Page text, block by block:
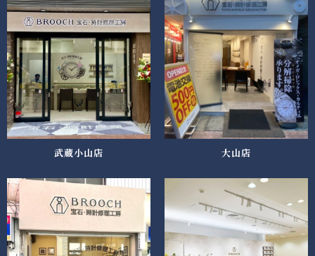
武蔵小山店 大山店